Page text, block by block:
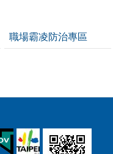
職場霸凌防治專區